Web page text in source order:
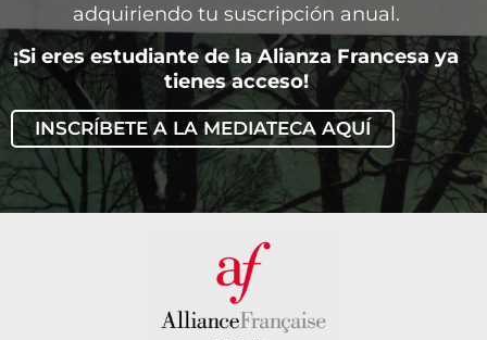
adquiriendo tu suscripción anual.
¡Si eres estudiante de la Alianza Francesa ya
tienes acceso!
INSCRÍBETE A LA MEDIATECA AQUÍ